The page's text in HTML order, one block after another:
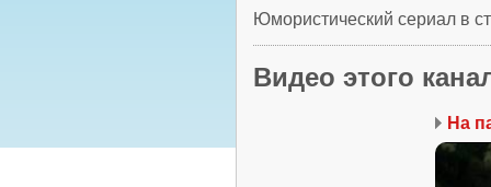
Юмористический сериал в
Видео этого
На